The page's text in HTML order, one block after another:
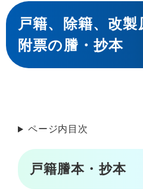
本
文
戸籍、除籍、改
附票の謄・抄本
ページ内目次
戸籍謄本・抄本